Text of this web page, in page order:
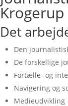
Krogerup
Det
Den
De forskellige
Fortælle- og
Navigering og
Medieudvikling